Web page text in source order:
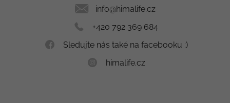
info@himalife.cz
+420 792 369 684
Sledujte nás také na facebooku :)
himalife.cz